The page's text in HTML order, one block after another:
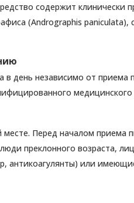
содержит
(Andrographis paniculata),
в день независимо от
медицинского
месте. Перед началом
преклонного возраста,
антикоагулянты) или